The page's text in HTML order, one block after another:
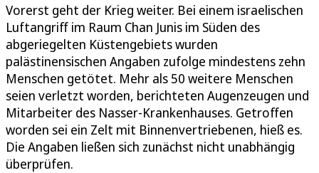
Vorerst geht der Krieg weiter. Bei einem israelischen
Luftangriff im Raum Chan Junis im Süden des
abgeriegelten Küstengebiets wurden
palästinensischen Angaben zufolge mindestens zehn
Menschen getötet. Mehr als 50 weitere Menschen
seien verletzt worden, berichteten Augenzeugen und
Mitarbeiter des Nasser-Krankenhauses. Getroffen
worden sei ein Zelt mit Binnenvertriebenen, hieß es.
Die Angaben ließen sich zunächst nicht unabhängig
überprüfen.